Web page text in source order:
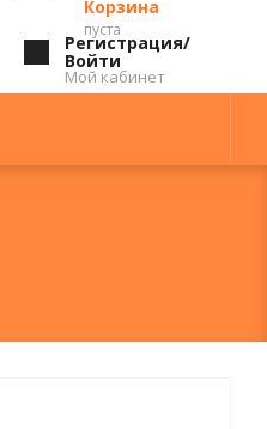
Корзина
пуста
Регистрация/
Войти
Мой кабинет